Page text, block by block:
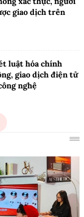
giao dịch trên
luật hóa chính
giao dịch điện tử
nghệ